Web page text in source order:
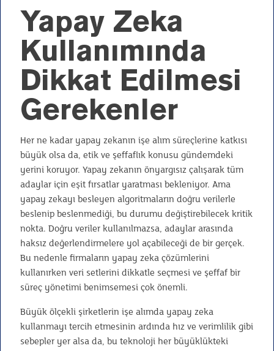
Yapay Zeka
Kullanımında
Dikkat Edilmesi
Gerekenler
Her ne kadar yapay zekanın işe alım süreçlerine katkısı
büyük olsa da, etik ve şeffaflık konusu gündemdeki
yerini koruyor. Yapay zekanın önyargısız çalışarak tüm
adaylar için eşit fırsatlar yaratması bekleniyor. Ama
yapay zekayı besleyen algoritmaların doğru verilerle
beslenip beslenmediği, bu durumu değiştirebilecek kritik
nokta. Doğru veriler kullanılmazsa, adaylar arasında
haksız değerlendirmelere yol açabileceği de bir gerçek.
Bu nedenle firmaların yapay zeka çözümlerini
kullanırken veri setlerini dikkatle seçmesi ve şeffaf bir
süreç yönetimi benimsemesi çok önemli.
Büyük ölçekli şirketlerin işe alımda yapay zeka
kullanmayı tercih etmesinin ardında hız ve verimlilik gibi
sebepler yer alsa da, bu teknoloji her büyüklükteki